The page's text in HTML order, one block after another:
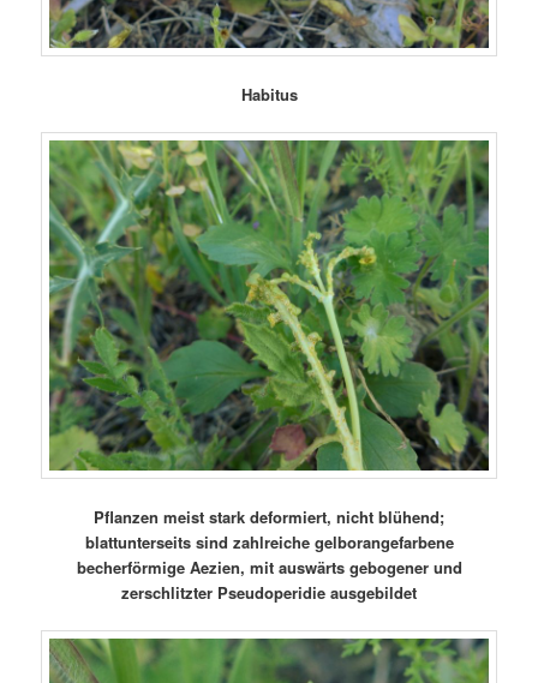
Habitus
Pflanzen meist stark deformiert, nicht blühend;
blattunterseits sind zahlreiche gelborangefarbene
becherförmige Aezien, mit auswärts gebogener und
zerschlitzter Pseudoperidie ausgebildet